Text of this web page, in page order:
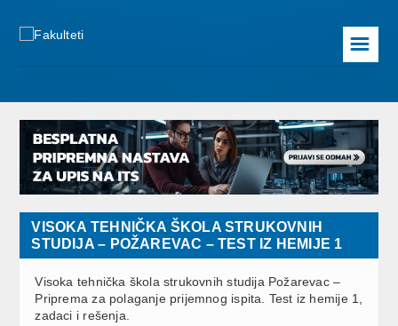
☰
VISOKA TEHNIČKA ŠKOLA STRUKOVNIH
STUDIJA – POŽAREVAC – TEST IZ HEMIJE 1
Visoka tehnička škola strukovnih studija Požarevac –
Priprema za polaganje prijemnog ispita. Test iz hemije 1,
zadaci i rešenja.